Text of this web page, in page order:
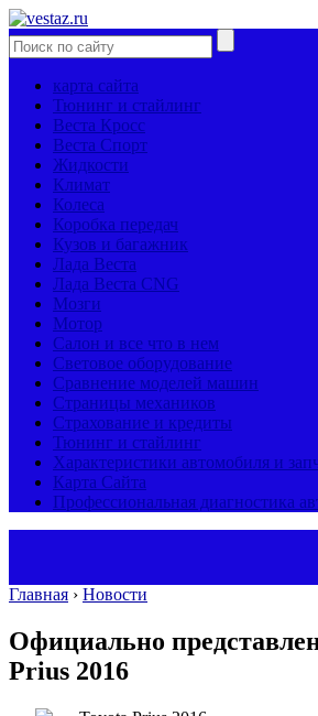
карта сайта
Тюнинг и стайлинг
Веста Кросс
Веста Спорт
Жидкости
Климат
Колеса
Коробка передач
Кузов и багажник
Лада Веста
Лада Веста CNG
Мозги
Мотор
Салон и все что в нем
Световое оборудование
Сравнение моделей машин
Страницы механиков
Страхование и кредиты
Тюнинг и стайлинг
Характеристики автомобиля и
Карта Сайта
Профессиональная диагностика
Главная › Новости
Официально
Prius 2016